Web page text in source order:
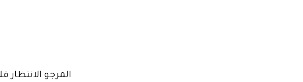
المرجو الانتظار